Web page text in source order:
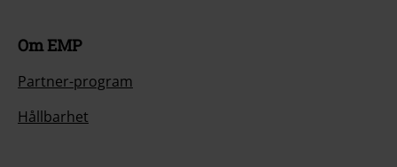
Om EMP
Partner-program
Hållbarhet